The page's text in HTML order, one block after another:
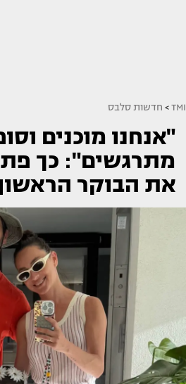
TMI
> חדשות סלבס
"אנחנו מוכנים
מתרגשים": כך
את הבוקר